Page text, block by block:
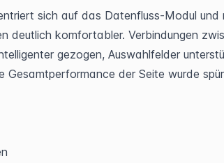
sich auf das Datenfluss-Modul und
deutlich komfortabler. Verbindungen
gezogen, Auswahlfelder
Gesamtperformance der Seite wurde